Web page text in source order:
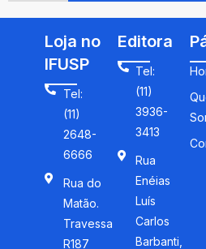
Loja no
IFUSP
Tel:
(11)
2648-
6666
Rua do
Matão.
Travessa
R187
Editora
Tel:
(11)
3936-
3413
Rua
Enéias
Luís
Carlos
Barbanti,